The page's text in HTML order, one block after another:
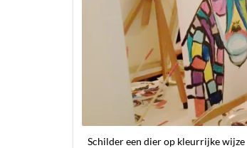
Schilder een dier op kleurrijke wijze